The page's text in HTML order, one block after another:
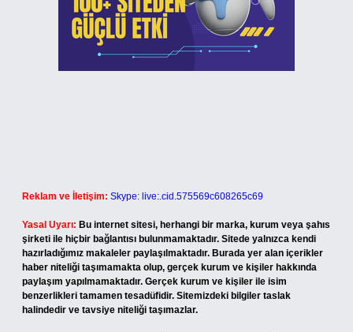
Reklam ve İletişim: Skype: live:.cid.575569c608265c69
Yasal Uyarı: Bu internet sitesi, herhangi bir marka, kurum veya şahıs
şirketi ile hiçbir bağlantısı bulunmamaktadır. Sitede yalnızca kendi
hazırladığımız makaleler paylaşılmaktadır. Burada yer alan içerikler
haber niteliği taşımamakta olup, gerçek kurum ve kişiler hakkında
paylaşım yapılmamaktadır. Gerçek kurum ve kişiler ile isim
benzerlikleri tamamen tesadüfidir. Sitemizdeki bilgiler taslak
halindedir ve tavsiye niteliği taşımazlar.